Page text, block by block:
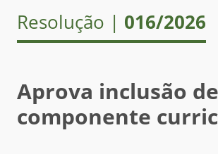
Resolução | 016/2026
Aprova inclusão de
componente